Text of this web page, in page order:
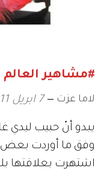
#مشاهير العالم
لاما عزت 7 ابريل 2011
يبدو أنّ حبيب ليدي
وفق ما أوردت بعض
اشتهرت بعلاقتها